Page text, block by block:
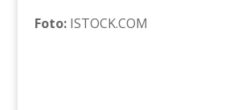
Foto:ISTOCK.COM